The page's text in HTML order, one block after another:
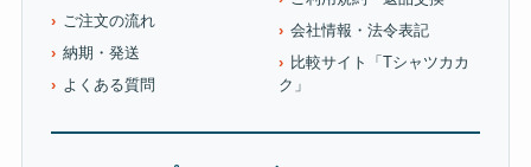
ご注文の流れ
納期・発送
よくある質問
会社情報・法令表記
比較サイト「Tシャツカカ
ク」